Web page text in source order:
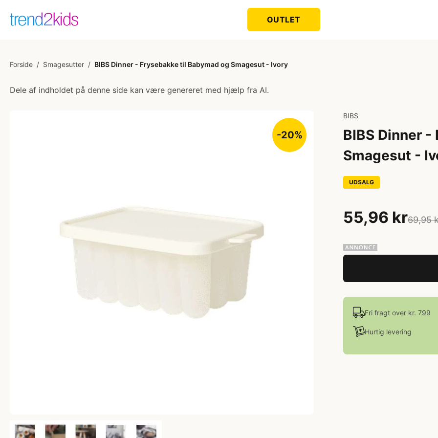
OUTLET
Forside / Smagesutter / BIBS Dinner - Frysebakke til Babymad og Smagesut - Ivory
Dele af indholdet på denne side kan være genereret med hjælp fra AI.
-20%
BIBS
BIBS Dinner
Smagesut -
UDSALG
55,96 kr69,95
Fri fragt over kr. 799
Hurtig levering